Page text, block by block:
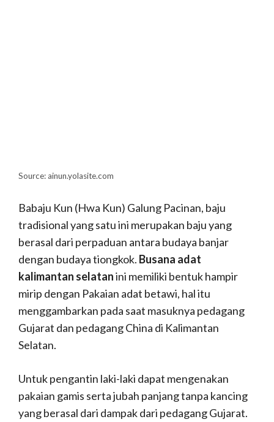
Source: ainun.yolasite.com
Babaju Kun (Hwa Kun) Galung Pacinan, baju
tradisional yang satu ini merupakan baju yang
berasal dari perpaduan antara budaya banjar
dengan budaya tiongkok. Busana adat
kalimantan selatanini memiliki bentuk hampir
mirip dengan Pakaian adat betawi, hal itu
menggambarkan pada saat masuknya pedagang
Gujarat dan pedagang China di Kalimantan
Selatan.
Untuk pengantin laki-laki dapat mengenakan
pakaian gamis serta jubah panjang tanpa kancing
yang berasal dari dampak dari pedagang Gujarat.